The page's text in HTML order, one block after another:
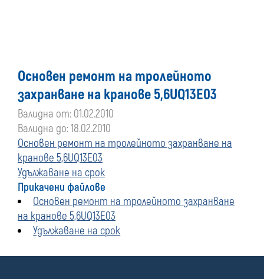
Основен ремонт на тролейното
захранване на кранове 5,6UQ13E03
Валидна от: 01.02.2010
Валидна до: 18.02.2010
Основен ремонт на тролейното захранване на
кранове 5,6UQ13E03
Удължаване на срок
Прикачени файлове
Основен ремонт на тролейното захранване
на кранове 5,6UQ13E03
Удължаване на срок